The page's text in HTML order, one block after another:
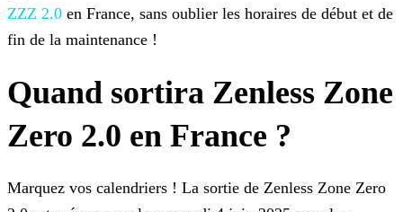
ZZZ 2.0 en France, sans oublier les horaires de début et de
fin de la maintenance !
Quand sortira Zenless Zone
Zero 2.0 en France ?
Marquez vos calendriers ! La sortie de Zenless Zone Zero